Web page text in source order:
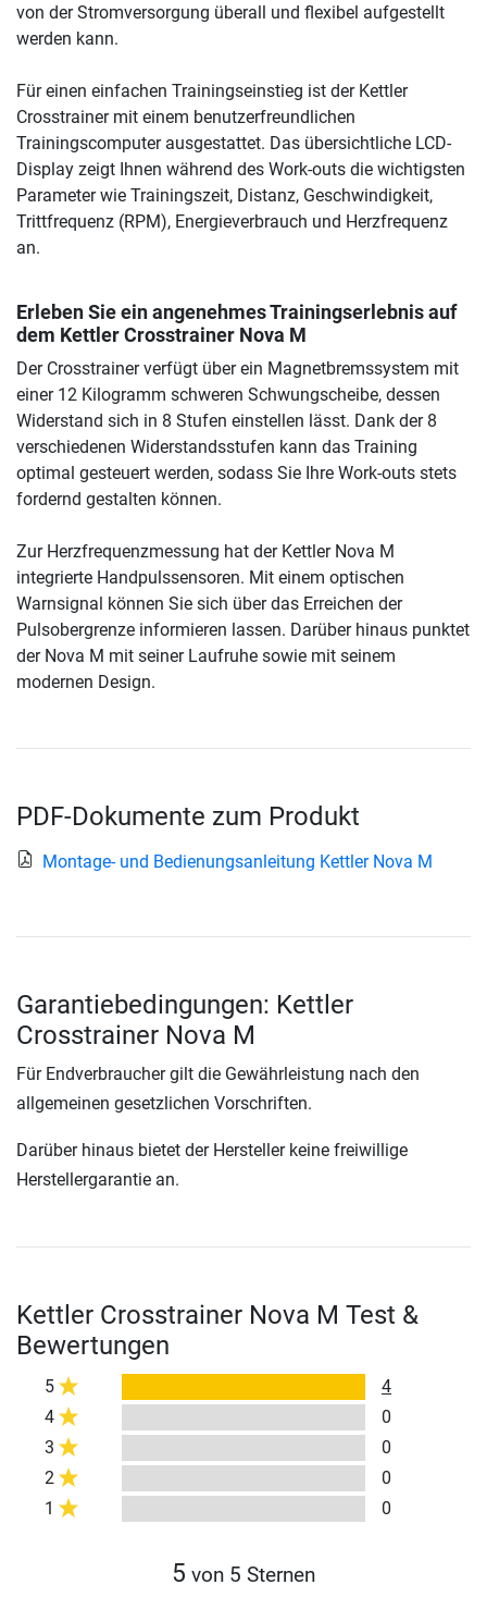
von der Stromversorgung überall und flexibel aufgestellt
werden kann.
Für einen einfachen Trainingseinstieg ist der Kettler
Crosstrainer mit einem benutzerfreundlichen
Trainingscomputer ausgestattet. Das übersichtliche LCD-
Display zeigt Ihnen während des Work-outs die wichtigsten
Parameter wie Trainingszeit, Distanz, Geschwindigkeit,
Trittfrequenz (RPM), Energieverbrauch und Herzfrequenz
an.
Erleben Sie ein angenehmes Trainingserlebnis auf
dem Kettler Crosstrainer Nova M
Der Crosstrainer verfügt über ein Magnetbremssystem mit
einer 12 Kilogramm schweren Schwungscheibe, dessen
Widerstand sich in 8 Stufen einstellen lässt. Dank der 8
verschiedenen Widerstandsstufen kann das Training
optimal gesteuert werden, sodass Sie Ihre Work-outs stets
fordernd gestalten können.
Zur Herzfrequenzmessung hat der Kettler Nova M
integrierte Handpulssensoren. Mit einem optischen
Warnsignal können Sie sich über das Erreichen der
Pulsobergrenze informieren lassen. Darüber hinaus punktet
der Nova M mit seiner Laufruhe sowie mit seinem
modernen Design.
PDF-Dokumente zum Produkt
Montage- und Bedienungsanleitung Kettler Nova M
Garantiebedingungen: Kettler
Crosstrainer Nova M
Für Endverbraucher gilt die Gewährleistung nach den
allgemeinen gesetzlichen Vorschriften.
Darüber hinaus bietet der Hersteller keine freiwillige
Herstellergarantie an.
Kettler Crosstrainer Nova M Test &
Bewertungen
5
4
4
0
3
0
2
0
1
0
5 von 5 Sternen